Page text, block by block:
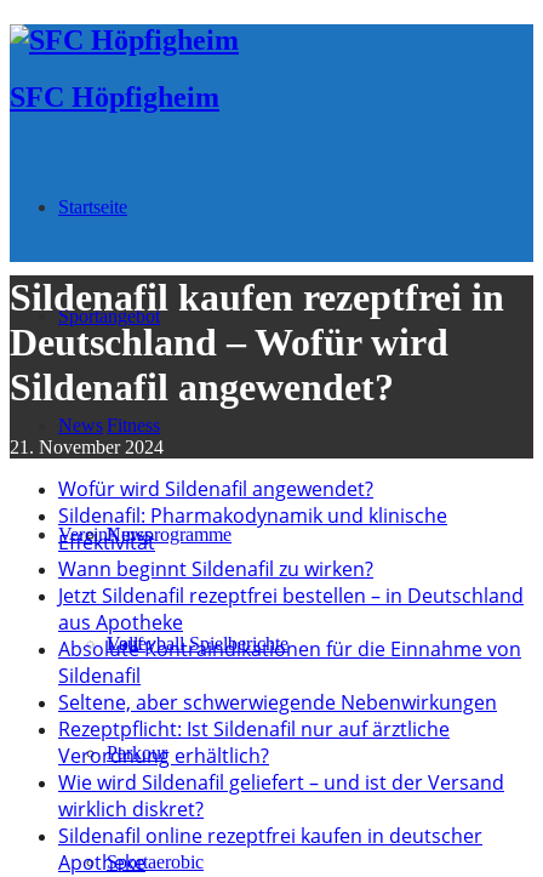
SFC Höpfigheim
Startseite
Sportangebot
Fitness
Kursprogramme
Lauf
Parkour
Sportaerobic
News
News
Volleyball Spielberichte
Verein
Sildenafil kaufen rezeptfrei in
Deutschland – Wofür wird
Sildenafil angewendet?
21. November 2024
Wofür wird Sildenafil angewendet?
Sildenafil: Pharmakodynamik und klinische
Effektivität
Wann beginnt Sildenafil zu wirken?
Jetzt Sildenafil rezeptfrei bestellen – in Deutschland
aus Apotheke
Absolute Kontraindikationen für die Einnahme von
Sildenafil
Seltene, aber schwerwiegende Nebenwirkungen
Rezeptpflicht: Ist Sildenafil nur auf ärztliche
Verordnung erhältlich?
Wie wird Sildenafil geliefert – und ist der Versand
wirklich diskret?
Sildenafil online rezeptfrei kaufen in deutscher
Apotheke